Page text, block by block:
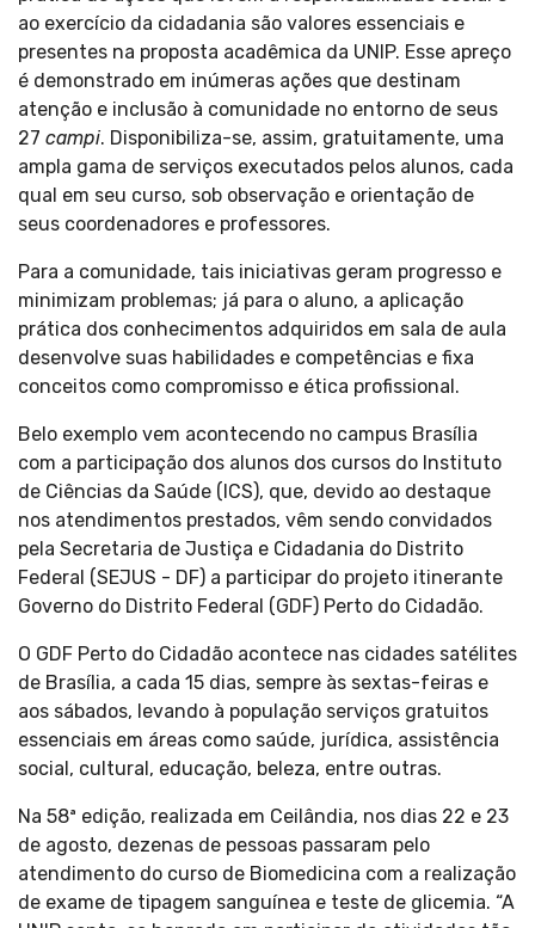
ao exercício da cidadania são valores essenciais e
presentes na proposta acadêmica da UNIP. Esse apreço
é demonstrado em inúmeras ações que destinam
atenção e inclusão à comunidade no entorno de seus
27 campi. Disponibiliza-se, assim, gratuitamente, uma
ampla gama de serviços executados pelos alunos, cada
qual em seu curso, sob observação e orientação de
seus coordenadores e professores.
Para a comunidade, tais iniciativas geram progresso e
minimizam problemas; já para o aluno, a aplicação
prática dos conhecimentos adquiridos em sala de aula
desenvolve suas habilidades e competências e fixa
conceitos como compromisso e ética profissional.
Belo exemplo vem acontecendo no campus Brasília
com a participação dos alunos dos cursos do Instituto
de Ciências da Saúde (ICS), que, devido ao destaque
nos atendimentos prestados, vêm sendo convidados
pela Secretaria de Justiça e Cidadania do Distrito
Federal (SEJUS - DF) a participar do projeto itinerante
Governo do Distrito Federal (GDF) Perto do Cidadão.
O GDF Perto do Cidadão acontece nas cidades satélites
de Brasília, a cada 15 dias, sempre às sextas-feiras e
aos sábados, levando à população serviços gratuitos
essenciais em áreas como saúde, jurídica, assistência
social, cultural, educação, beleza, entre outras.
Na 58ª edição, realizada em Ceilândia, nos dias 22 e 23
de agosto, dezenas de pessoas passaram pelo
atendimento do curso de Biomedicina com a realização
de exame de tipagem sanguínea e teste de glicemia. “A